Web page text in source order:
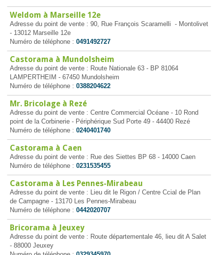
Weldom à Marseille 12e
Adresse du point de vente : 90, Rue François Scaramelli - Montolivet
- 13012 Marseille 12e
Numéro de téléphone : 0491492727
Castorama à Mundolsheim
Adresse du point de vente : Route Nationale 63 - BP 81064
LAMPERTHEIM - 67450 Mundolsheim
Numéro de téléphone : 0388204622
Mr. Bricolage à Rezé
Adresse du point de vente : Centre Commercial Océane - 10 Rond
point de la Corbinerie - Périphérique Sud Porte 49 - 44400 Rezé
Numéro de téléphone : 0240401740
Castorama à Caen
Adresse du point de vente : Rue des Siettes BP 68 - 14000 Caen
Numéro de téléphone : 0231535455
Castorama à Les Pennes-Mirabeau
Adresse du point de vente : Lieu dit le Rigon / Centre Ccial de Plan
de Campagne - 13170 Les Pennes-Mirabeau
Numéro de téléphone : 0442020707
Bricorama à Jeuxey
Adresse du point de vente : Route départementale 46, lieu dit A Salet
- 88000 Jeuxey